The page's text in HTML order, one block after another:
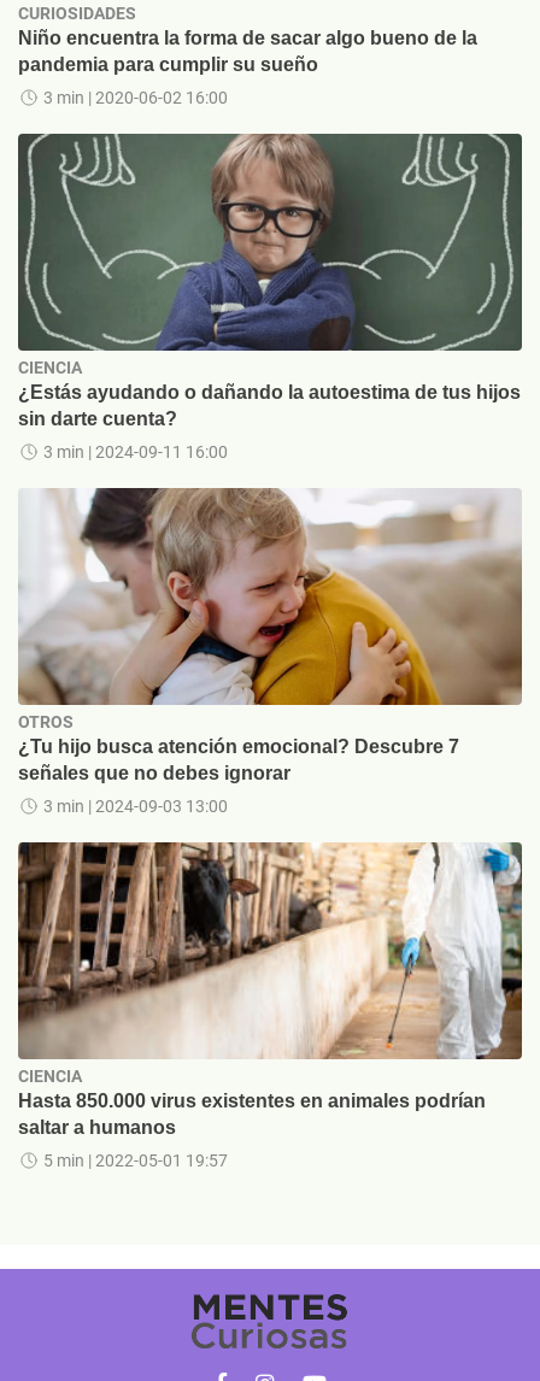
CURIOSIDADES
Niño encuentra la forma de sacar algo bueno de la
pandemia para cumplir su sueño
3 min | 2020-06-02 16:00
CIENCIA
¿Estás ayudando o dañando la autoestima de tus hijos
sin darte cuenta?
3 min | 2024-09-11 16:00
OTROS
¿Tu hijo busca atención emocional? Descubre 7
señales que no debes ignorar
3 min | 2024-09-03 13:00
CIENCIA
Hasta 850.000 virus existentes en animales podrían
saltar a humanos
5 min | 2022-05-01 19:57